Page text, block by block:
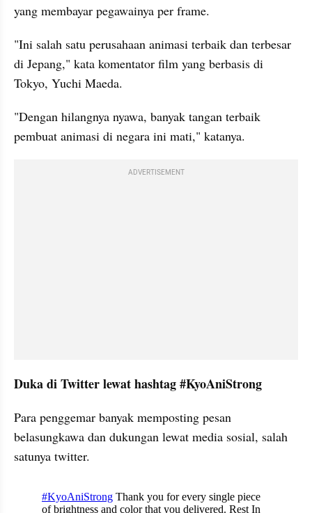
yang membayar pegawainya per frame.
"Ini salah satu perusahaan animasi terbaik dan terbesar
di Jepang," kata komentator film yang berbasis di
Tokyo, Yuchi Maeda.
"Dengan hilangnya nyawa, banyak tangan terbaik
pembuat animasi di negara ini mati," katanya.
ADVERTISEMENT
Duka di Twitter lewat hashtag #KyoAniStrong
Para penggemar banyak memposting pesan
belasungkawa dan dukungan lewat media sosial, salah
satunya twitter.
embed from external kumparan